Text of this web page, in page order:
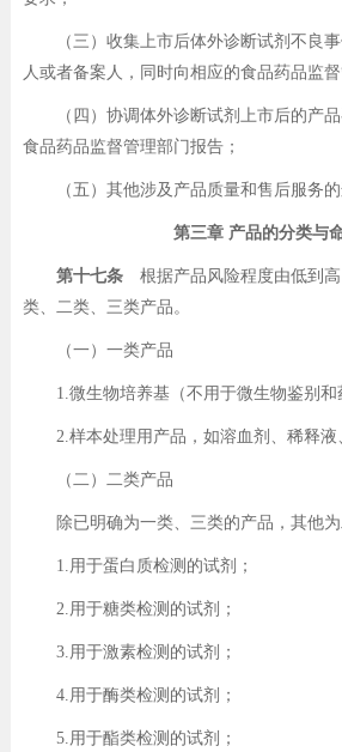
（三）收集上市后体外诊断试剂不良事
人或者备案人，同时向相应的食品药品监督
（四）协调体外诊断试剂上市后的产品
食品药品监督管理部门报告；
（五）其他涉及产品质量和售后服务的
第三章 产品的分类与
第十七条根据产品风险程度由低到高
类、二类、三类产品。
（一）一类产品
1.微生物培养基（不用于微生物鉴别和
2.样本处理用产品，如溶血剂、稀释液
（二）二类产品
除已明确为一类、三类的产品，其他为
1.用于蛋白质检测的试剂；
2.用于糖类检测的试剂；
3.用于激素检测的试剂；
4.用于酶类检测的试剂；
5.用于酯类检测的试剂；